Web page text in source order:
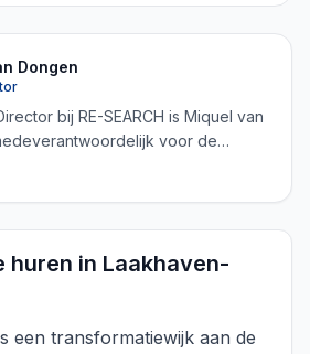
Dongen
bij RE-SEARCH is Miquel van
voor de
van het platform en het
en actuele marktdata kan
huren in Laakhaven-
een transformatiewijk aan de